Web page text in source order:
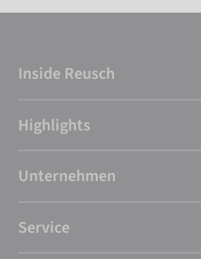
Inside Reusch
Highlights
Unternehmen
Service